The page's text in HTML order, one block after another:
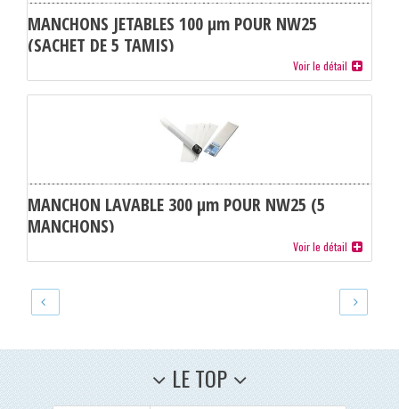
MANCHONS JETABLES 100 µm POUR NW25
(SACHET DE 5 TAMIS)
Voir le détail
MANCHON LAVABLE 300 µm POUR NW25 (5
MANCHONS)
Voir le détail
LE TOP